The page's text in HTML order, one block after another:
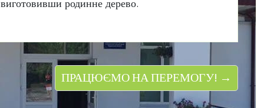
родинне дерево.
ПРАЦЮЄМО НА ПЕРЕМОГУ! →